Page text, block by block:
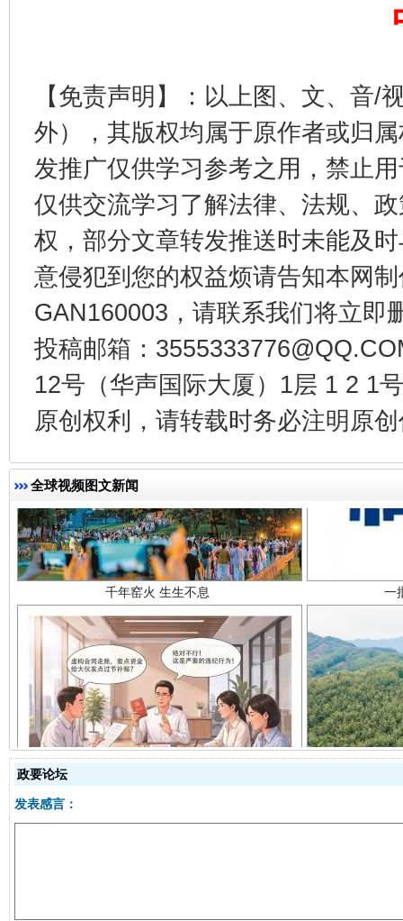
【免责声明】：以上图、文、音/
外），其版权均属于原作者或归
发推广仅供学习参考之用，禁止
仅供交流学习了解法律、法规、
权，部分文章转发推送时未能及
意侵犯到您的权益烦请告知本网
GAN160003，请联系我们将立即
投稿邮箱：
12号（华声国际大厦）1层 1 2 1
原创权利，请转载时务必注明原
全球视频图文新闻
一纸欠
东山县通报“牛蛙产品抗生素超标问题” 法
千年窑火 生生不息
揭开“小金库”的免责幌子
政要论坛
发表感言：